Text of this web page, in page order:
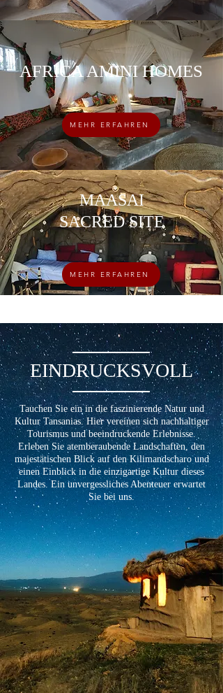
AFRICA AMINI HOMES
MEHR ERFAHREN
MAASAI
SACRED SITE
MEHR ERFAHREN
EINDRUCKSVOLL
Tauchen Sie ein in die faszinierende Natur und
Kultur Tansanias. Hier vereinen sich nachhaltiger
Tourismus und beeindruckende Erlebnisse.
Erleben Sie atemberaubende Landschaften, den
majestätischen Blick auf den Kilimandscharo und
einen Einblick in die einzigartige Kultur dieses
Landes. Ein unvergessliches Abenteuer erwartet
Sie bei uns.